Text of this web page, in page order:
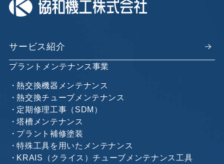
サービス紹介
プラントメンテナンス事業
熱交換機器メンテナンス
熱交換チューブメンテナンス
定期修理工事（SDM）
塔槽メンテナンス
プラント補修塗装
特殊工具を用いたメンテナンス
KRAIS（クライス）チューブメンテナンス工具